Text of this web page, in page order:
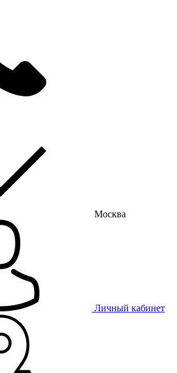
Москва
Личный кабинет